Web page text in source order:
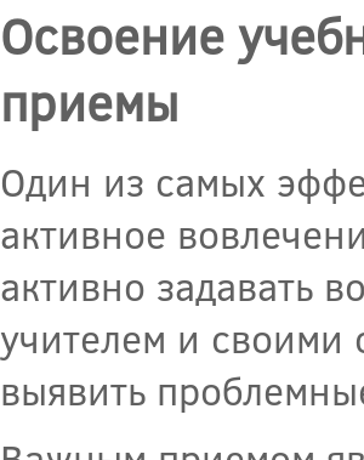
Освоение
приемы
Один из самых
активное
активно задавать
учителем и своими
выявить